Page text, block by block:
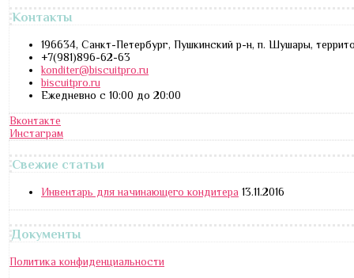
Контакты
196634, Санкт-Петербург, Пушкинский р-н, п. Шушары,
+7(981)896-62-63
konditer@biscuitpro.ru
biscuitpro.ru
Ежедневно с 10:00 до 20:00
Вконтакте
Инстаграм
Свежие статьи
Инвентарь для начинающего кондитера 13.11.2016
Документы
Политика конфиденциальности